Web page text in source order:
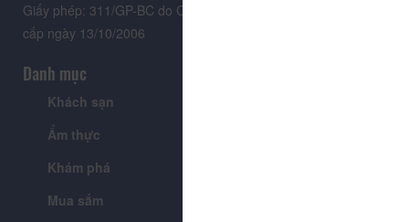
Giấy phép: 311/GP-BC do Cục Báo chí - Bộ Văn hóa Thông tin
cấp ngày 13/10/2006
Danh mục
Khách sạn
Ẩm thực
Khám phá
Mua sắm